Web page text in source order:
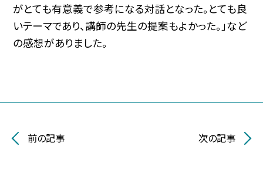
がとても有意義で参考になる対話となった。とても良
いテーマであり、講師の先生の提案もよかった。」など
の感想がありました。
前の記事 次の記事